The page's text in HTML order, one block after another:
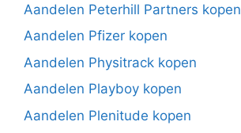
Aandelen Peterhill Partners kopen
Aandelen Pfizer kopen
Aandelen Physitrack kopen
Aandelen Playboy kopen
Aandelen Plenitude kopen